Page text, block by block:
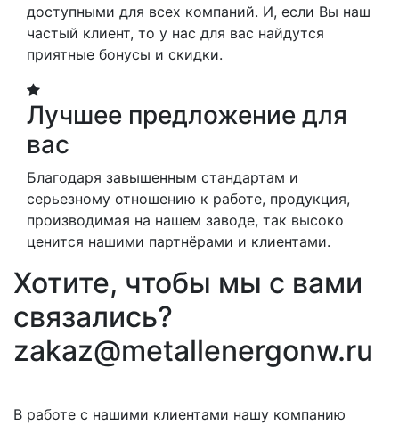
доступными для всех компаний. И, если Вы наш
частый клиент, то у нас для вас найдутся
приятные бонусы и скидки.
Лучшее предложение для
вас
Благодаря завышенным стандартам и
серьезному отношению к работе, продукция,
производимая на нашем заводе, так высоко
ценится нашими партнёрами и клиентами.
Хотите, чтобы мы с вами
связались?
zakaz@metallenergonw.ru
В работе с нашими клиентами нашу компанию